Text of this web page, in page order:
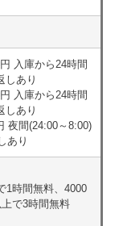
入庫から24時間
しあり
入庫から24時間
しあり
夜間(24:00～8:00)
あり
1時間無料、4000
で3時間無料